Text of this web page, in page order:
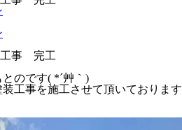
工事 完工
のです( *´艸｀)
工事を施工させて頂いております